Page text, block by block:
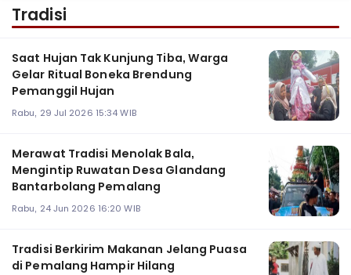
Tradisi
Saat Hujan Tak Kunjung Tiba, Warga
Gelar Ritual Boneka Brendung
Pemanggil Hujan
Rabu, 29 Jul 2026 15:34 WIB
Merawat Tradisi Menolak Bala,
Mengintip Ruwatan Desa Glandang
Bantarbolang Pemalang
Rabu, 24 Jun 2026 16:20 WIB
Tradisi Berkirim Makanan Jelang Puasa
di Pemalang Hampir Hilang